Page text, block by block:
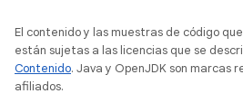
El contenido y las muestras de código
están sujetas a las licencias que se
Contenido. Java y OpenJDK son marcas
afiliados.